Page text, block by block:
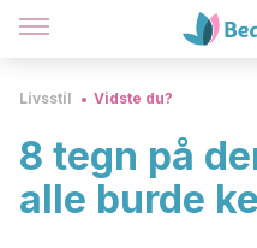
Livsstil Vidste du?
8 tegn på
alle burde